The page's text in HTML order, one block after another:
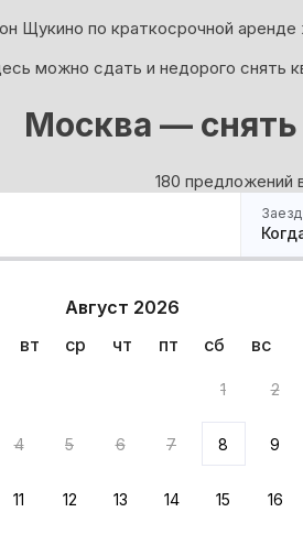
Щукино по краткосрочной
можно сдать и недорого снять
Москва —
180 предложений
Заезд
Август 2026
вт ср чт пт сб вс
1 2
4 5 6 7 8 9
11 12 13 14 15 16
180 вариантов
Вернём бонусами